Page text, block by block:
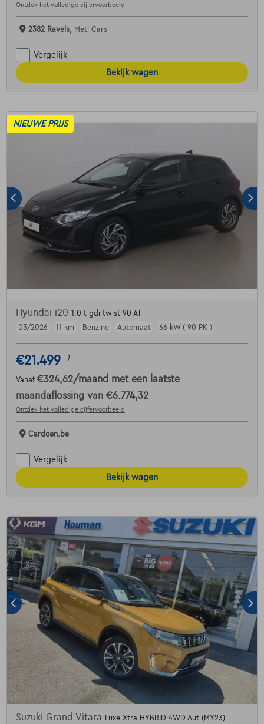
Ontdek het volledige cijfervoorbeeld
2382 Ravels, Meti Cars
Vergelijk
Bekijk wagen
NIEUWE PRIJS
Hyundai i20 1.0 t-gdi twist 90 AT
03/2026
11 km Benzine Automaat 66 kW ( 90 PK )
€21.499 1
Vanaf €324,62/maand met een laatste
maandaflossing van €6.774,32
Ontdek het volledige cijfervoorbeeld
Cardoen.be
Vergelijk
Bekijk wagen
Suzuki Grand Vitara Luxe Xtra HYBRID 4WD Aut (MY23)